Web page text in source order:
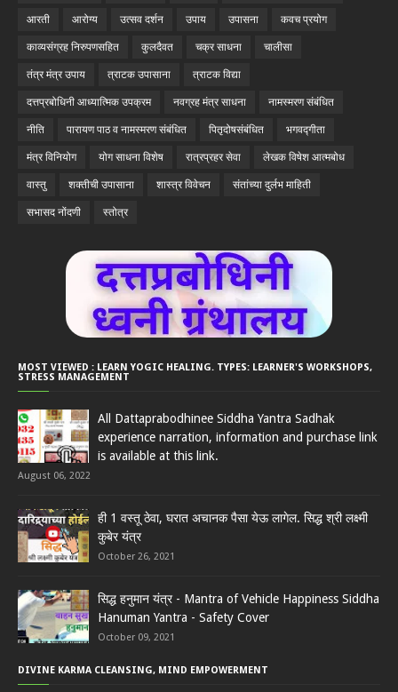
आरती आरोग्य उत्सव दर्शन उपाय उपासना कवच प्रयोग
काव्यसंग्रह निरुपणसहित कुलदैवत चक्र साधना चालीसा
तंत्र मंत्र उपाय त्राटक उपासाना त्राटक विद्या
दत्तप्रबोधिनी आध्यात्मिक उपक्रम नवग्रह मंत्र साधना नामस्मरण संबंधित
नीति पारायण पाठ व नामस्मरण संबंधित पितृदोषसंबंधित भगवद्गीता
मंत्र विनियोग योग साधना विशेष रात्रप्रहर सेवा लेखक विषेश आत्मबोध
वास्तु शक्तीची उपासाना शास्त्र विवेचन संतांच्या दुर्लभ माहिती
सभासद नोंदणी स्तोत्र
MOST VIEWED : LEARN YOGIC HEALING. TYPES: LEARNER'S WORKSHOPS,
STRESS MANAGEMENT
All Dattaprabodhinee Siddha Yantra Sadhak
experience narration, information and purchase link
is available at this link.
August 06, 2022
ही 1 वस्तू ठेवा, घरात अचानक पैसा येऊ लागेल. सिद्ध श्री लक्ष्मी
कुबेर यंत्र
October 26, 2021
सिद्ध हनुमान यंत्र - Mantra of Vehicle Happiness Siddha
Hanuman Yantra - Safety Cover
October 09, 2021
DIVINE KARMA CLEANSING, MIND EMPOWERMENT